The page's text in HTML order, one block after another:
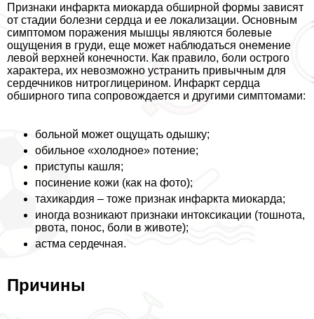
Признаки инфаркта миокарда обширной формы зависят
от стадии болезни сердца и ее локализации. Основным
симптомом поражения мышцы являются болевые
ощущения в гpyди, еще может наблюдаться онемение
левой верхней конечности. Как правило, боли острого
хаpaктера, их невозможно устранить привычным для
сердечников нитроглицерином. Инфаркт сердца
обширного типа сопровождается и другими симптомами:
больной может ощущать одышку;
обильное «холодное» потение;
приступы кашля;
посинение кожи (как на фото);
тахикардия – тоже признак инфаркта миокарда;
иногда возникают признаки интоксикации (тошнота,
рвота, понос, боли в животе);
астма сердечная.
Причины